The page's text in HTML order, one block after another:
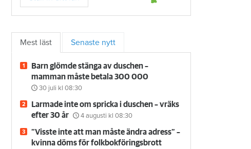
Mest läst Senaste nytt
Barn glömde stänga av duschen –
mamman måste betala 300 000
30 juli kl 08:30
Larmade inte om spricka i duschen – vräks
efter 30 år
4 augusti kl 08:30
”Visste inte att man måste ändra adress” –
kvinna döms för folkbokföringsbrott